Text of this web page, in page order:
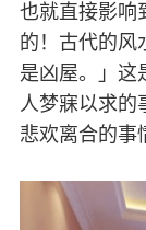
也就直接影响
的！古代的风
是凶屋。」这
人梦寐以求的
悲欢离合的事